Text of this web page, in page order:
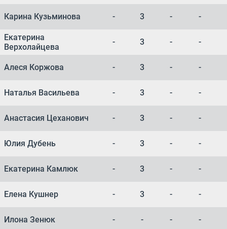
Карина Кузьминова - 3 - -
Екатерина
Верхолайцева
- 3 - -
Алеся Коржова - 3 - -
Наталья Васильева - 3 - -
Анастасия Цеханович - 3 - -
Юлия Дубень - 3 - -
Екатерина Камлюк - 3 - -
Елена Кушнер - 3 - -
Илона Зенюк - - - -